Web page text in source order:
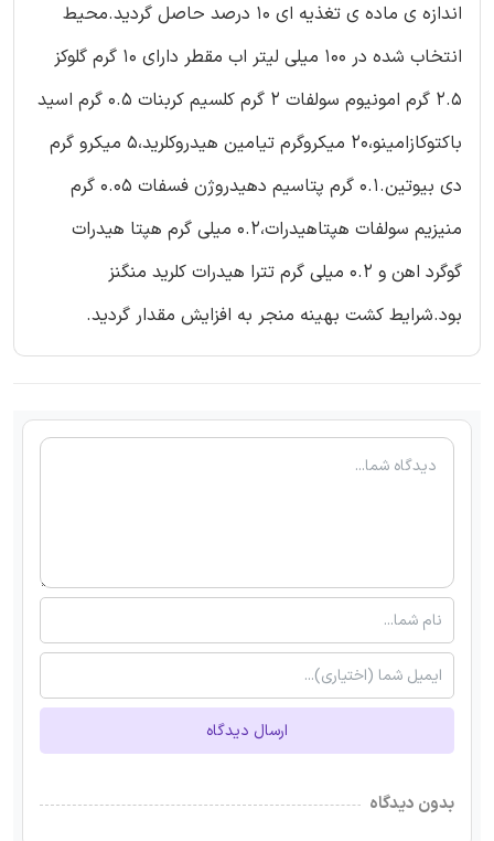
اندازه ی ماده ی تغذیه ای 10 درصد حاصل گردید.محیط
انتخاب شده در 100 میلی لیتر اب مقطر دارای 10 گرم گلوکز
2.5 گرم امونیوم سولفات 2 گرم کلسیم کربنات 0.5 گرم اسید
باکتوکازامینو،20 میکروگرم تیامین هیدروکلرید،5 میکرو گرم
دی بیوتین.0.1 گرم پتاسیم دهیدروژن فسفات 0.05 گرم
منیزیم سولفات هپتاهیدرات،0.2 میلی گرم هپتا هیدرات
گوگرد اهن و 0.2 میلی گرم تترا هیدرات کلرید منگنز
بود.شرایط کشت بهینه منجر به افزایش مقدار گردید.
ارسال دیدگاه
بدون دیدگاه